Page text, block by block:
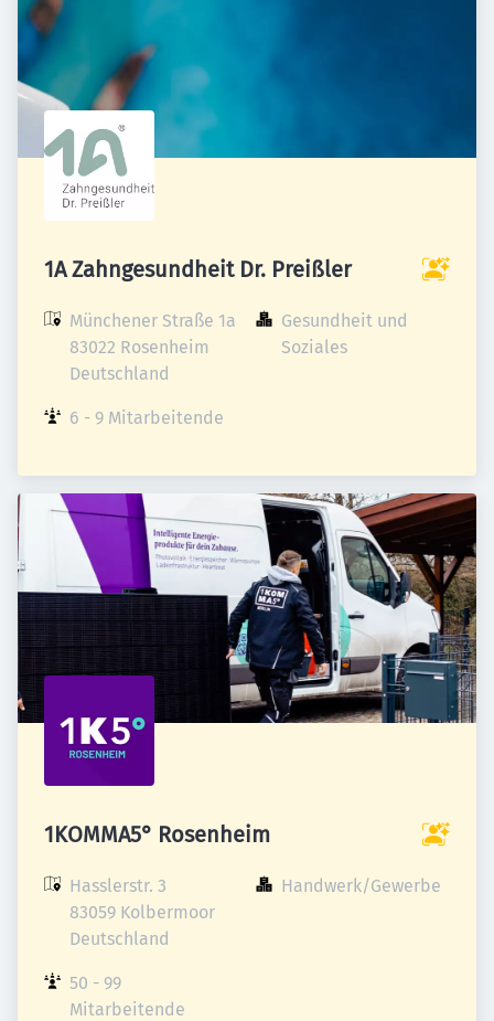
1A Zahngesundheit Dr. Preißler
Münchener Straße 1a
83022 Rosenheim
Deutschland
Gesundheit und
Soziales
6 - 9 Mitarbeitende
1KOMMA5° Rosenheim
Hasslerstr. 3
83059 Kolbermoor
Deutschland
Handwerk/Gewerbe
50 - 99
Mitarbeitende